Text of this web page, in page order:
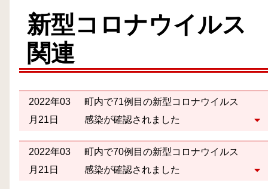
新型コロナウイルス
関連
2022年03
月21日
町内で71例目の新型コロナウイルス
感染が確認されました
2022年03
月21日
町内で70例目の新型コロナウイルス
感染が確認されました